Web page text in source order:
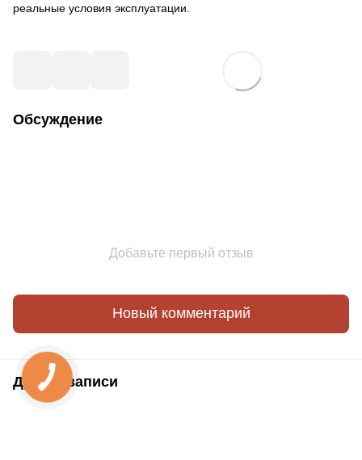
реальные условия эксплуатации.
Обсуждение
Добавьте первый отзыв
Новый комментарий
Другие записи